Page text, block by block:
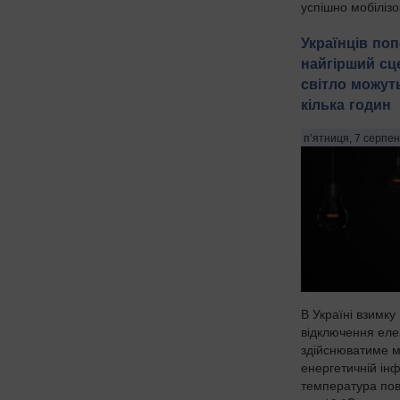
успішно
Українців
найгірший
світло
кілька годин
п’ятниця, 7
В Україні
відключення
здійснюватиме
енергетичній
температура